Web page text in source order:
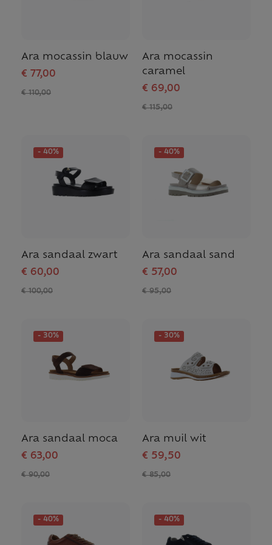
Ara mocassin blauw
€ 77,00
€ 110,00
Ara mocassin
caramel
€ 69,00
€ 115,00
- 40%
Ara sandaal zwart
€ 60,00
€ 100,00
- 40%
Ara sandaal sand
€ 57,00
€ 95,00
- 30%
Ara sandaal moca
€ 63,00
€ 90,00
- 30%
Ara muil wit
€ 59,50
€ 85,00
- 40% - 40%